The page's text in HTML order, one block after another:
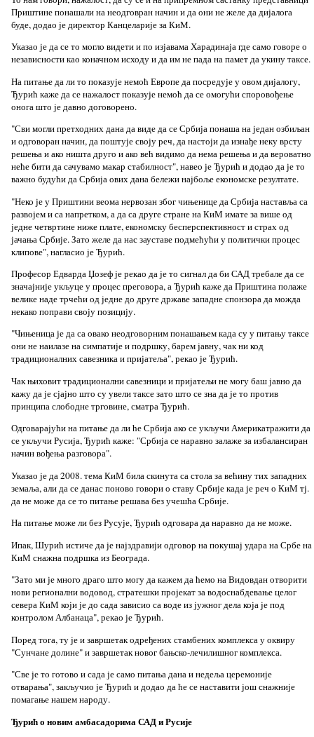
Приштине понашали на неодговран начин и да они не желе да дијалога
буде, додао је директор Канцеларије за КиМ.
Указао је да се то могло видети и по изјавама Харадинаја где само говоре о
независности као коначном исходу и да им не пада на памет да укину таксе.
На питање да ли то показује немоћ Европе да посредује у овом дијалогу,
Ђурић каже да се нажалост показује немоћ да се омогући споровођење
онога што је давно договoрено.
"Сви могли претходних дана да виде да се Србија понаша на један озбиљан
и одговоран начин, да поштује своју реч, да настоји да изнађе неку врсту
решења и ако ништа друго и ако већ видимо да нема решења и да вероватно
неће бити да сачувамо макар стабилност", навео је Ђурић и додао да је то
важно будући да Србија ових дана бележи најбоље економске резултате.
"Неко је у Приштини веома нервозан због чињенице да Србија наставља са
развојем и са напретком, а да са друге стране на КиМ имате за више од
једне четвртине ниже плате, економску бесперспективност и страх од
јачања Србије. Зато желе да нас зауставе подмећући у политички процес
клипове", нагласио је Ђурић.
Професор Едварда Џозеф је рекао да је то сигнал да би САД требале да се
значајније укљуце у процес преговора, а Ђурић каже да Приштина полаже
велике наде трчећи од једне до друге државе западне спонзора да можда
некако поправи своју позицију.
"Чињеница је да са овако неодговорним понашањем када су у питању таксе
они не наилазе на симпатије и подршку, барем јавну, чак ни код
традиционалних савезника и пријатеља", рекао је Ђурић.
Чак њиховит традиционални савезници и пријатељи не могу баш јавно да
кажу да је сјајно што су увели таксе зато што се зна да је то против
принципа слободне трговине, сматра Ђурић.
Одговарајући на питање да ли ће Србија ако се укључи Америкатражити да
се укључи Русија, Ђурић каже: "Србија се наравно залаже за избалансиран
начин вођења разговора".
Указао је да 2008. тема КиМ била скинута са стола за већину тих западних
земаља, али да се данас поново говори о ставу Србије када је реч о КиМ тј.
да не може да се то питање решава без учешћа Србије.
На питање може ли без Русује, Ђурић одговара да наравно да не може.
Ипак, Шурић истиче да је најздравији одговор на покушај удара на Србе на
КиМ снажна подршка из Београда.
"Зато ми је много драго што могу да кажем да ћемо на Видовдан отворити
нови регионални водовод, стратешки пројекат за водоснабдевање целог
севера КиМ који је до сада зависио са воде из јужног дела која је под
контролом Албанаца", рекао је Ђурић.
Поред тога, ту је и завршетак одређених стамбених комплекса у оквиру
"Сунчане долине" и завршетак новог бањско-лечилишног комплекса.
"Све је то готово и сада је само питања дана и недеља церемоније
отварања", закључио је Ђурић и додао да ће се наставити још снажније
помагање нашем народу.
Ђурић о новим амбасадорима САД и Русије